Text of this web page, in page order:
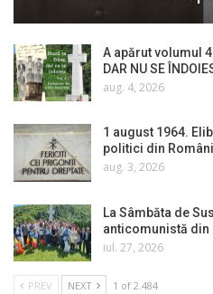
A apărut volumul 4
DAR NU SE
aug. 4, 2026
1 august 1964.
politici din
aug. 3, 2026
La Sâmbăta de
anticomunistă din
iul. 27, 2026
PREV NEXT 1 of 2.484